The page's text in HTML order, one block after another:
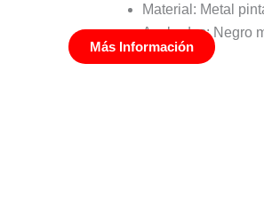
Material: Metal
Acabados: Negro
Más Información